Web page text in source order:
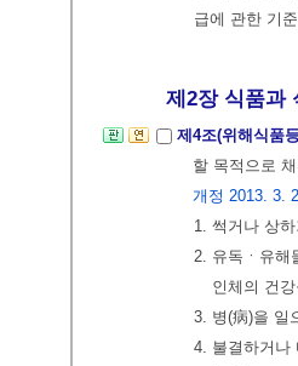
급에 관한 기
제2장 식품과
제4조(위해식품
할 목적으로
개정 2013. 3.
1. 썩거나 상
2. 유독ㆍ유해
인체의 건
3. 병(病)을 일
4. 불결하거나